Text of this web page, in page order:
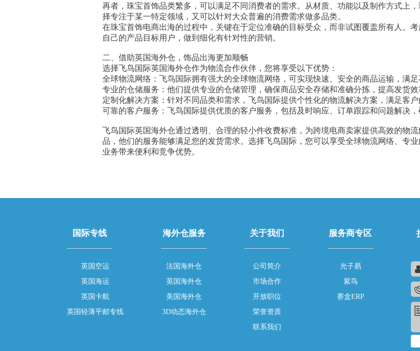
再者，珠宝首饰品类繁多，可以满足不同消费者的需求。从材质、功能以及制作方式上
择专注于某一特定领域，又可以针对大众普遍的消费需求做多品类。
在珠宝首饰电商出海的过程中，关键在于定位准确的目标受众，而非试图覆盖所有人。
自己的产品目标用户，做到细化有针对性的营销。
二、借助英国海外仓，饰品出海更加顺畅
选择飞鸟国际英国海外仓作为物流合作伙伴，您将享受以下优势：
全球物流网络：飞鸟国际拥有强大的全球物流网络，可实现快速、安全的商品运输，满足
专业的仓储服务：他们提供专业的仓储管理，确保商品安全存储和准确分拣，提高发货效
定制化解决方案：针对不同品类和需求，飞鸟国际提供个性化的物流解决方案，满足客户
可靠的客户服务：飞鸟国际提供优质的客户服务，包括及时响应、订单跟踪和问题解决，
飞鸟国际英国海外仓通过透明、合理的轻小件收费标准，为跨境电商卖家提供高效的物
品，他们的服务能够满足您的发货需求。选择飞鸟国际，您可以享受全球物流网络、专
业务带来便利和竞争优势。
国际专线
英国空运
英国海运
英国卡航
英国轻薄平邮专线
海外仓服务
法国海外仓
英国海外仓
美国海外仓
3D动态海外仓
关于我们
公司简介
市场合作
开放职位
荣誉资质
联系我们
服务商专区
光子易
紫鸟
赛盒ERP